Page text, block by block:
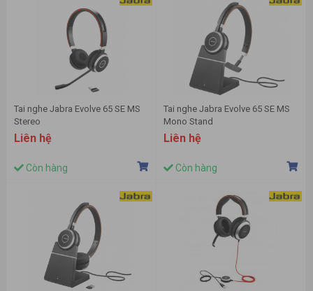
Tai nghe Jabra Evolve 65 SE MS
Stereo
Liên hệ
Còn hàng
Tai nghe Jabra Evolve 65 SE MS
Mono Stand
Liên hệ
Còn hàng